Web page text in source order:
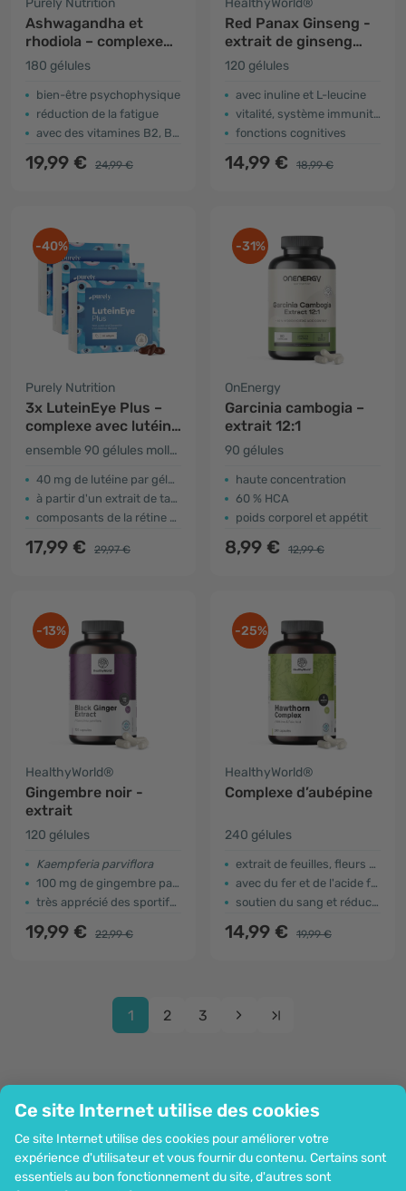
Ce site Internet utilise des cookies
Ce site Internet utilise des cookies pour améliorer votre
expérience d'utilisateur et vous fournir du contenu. Certains sont
essentiels au bon fonctionnement du site, d'autres sont
Purely Nutrition
Ashwagandha et
rhodiola – complexe
pour performance
physique et mentale
180 gélules
bien-être psychophysique
réduction de la fatigue
avec des vitamines B2, B5 et B6
19,99 € 24,99 €
HealthyWorld®
Red Panax Ginseng -
extrait de ginseng
rouge 600 mg
120 gélules
avec inuline et L-leucine
vitalité, système immunitaire
fonctions cognitives
14,99 € 18,99 €
-40%
Purely Nutrition
3x LuteinEye Plus –
complexe avec lutéine
et zéaxanthine
ensemble 90 gélules molles
40 mg de lutéine par gélule
à partir d'un extrait de tagète jaune
composants de la rétine oculaire
17,99 € 29,97 €
-31%
OnEnergy
Garcinia cambogia –
extrait 12:1
90 gélules
haute concentration
60 % HCA
poids corporel et appétit
8,99 € 12,99 €
-13%
HealthyWorld®
Gingembre noir -
extrait
120 gélules
Kaempferia parviflora
100 mg de gingembre par gélule
très apprécié des sportifs, des couples ...
19,99 € 22,99 €
-25%
HealthyWorld®
Complexe d’aubépine
240 gélules
extrait de feuilles, fleurs et fruits
avec du fer et de l'acide folique
soutien du sang et réduction de la fatigue
14,99 € 19,99 €
1 2 3
Information
Rejoignez-nous